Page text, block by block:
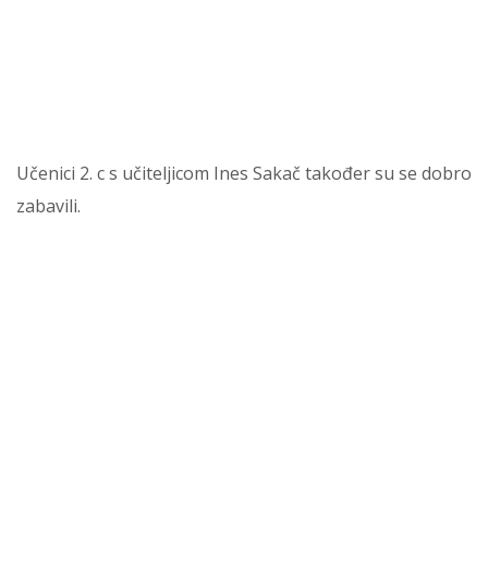
Učenici 2. c s učiteljicom Ines Sakač također su se dobro
zabavili.